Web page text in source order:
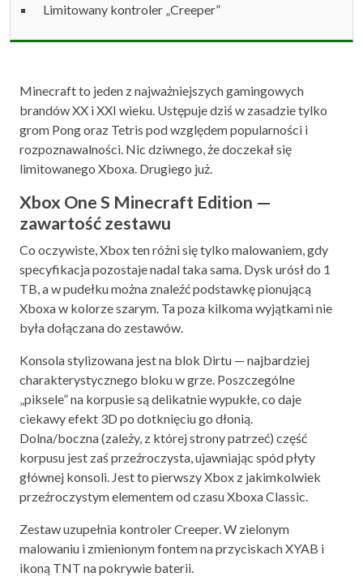
Limitowany kontroler „Creeper”
Minecraft to jeden z najważniejszych gamingowych
brandów XX i XXI wieku. Ustępuje dziś w zasadzie tylko
grom Pong oraz Tetris pod względem popularności i
rozpoznawalności. Nic dziwnego, że doczekał się
limitowanego Xboxa. Drugiego już.
Xbox One S Minecraft Edition —
zawartość zestawu
Co oczywiste, Xbox ten różni się tylko malowaniem, gdy
specyfikacja pozostaje nadal taka sama. Dysk urósł do 1
TB, a w pudełku można znaleźć podstawkę pionującą
Xboxa w kolorze szarym. Ta poza kilkoma wyjątkami nie
była dołączana do zestawów.
Konsola stylizowana jest na blok Dirtu — najbardziej
charakterystycznego bloku w grze. Poszczególne
„piksele” na korpusie są delikatnie wypukłe, co daje
ciekawy efekt 3D po dotknięciu go dłonią.
Dolna/boczna (zależy, z której strony patrzeć) część
korpusu jest zaś przeźroczysta, ujawniając spód płyty
głównej konsoli. Jest to pierwszy Xbox z jakimkolwiek
przeźroczystym elementem od czasu Xboxa Classic.
Zestaw uzupełnia kontroler Creeper. W zielonym
malowaniu i zmienionym fontem na przyciskach XYAB i
ikoną TNT na pokrywie baterii.